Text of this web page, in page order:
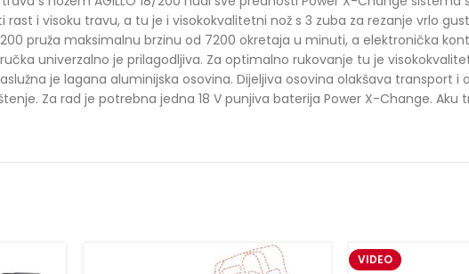
i visoku travu, a tu je i visokokvalitetni nož s 3 zuba za rezanje vrlo
pruža maksimalnu brzinu od 7200 okretaja u minuti, a elektronička
univerzalno je prilagodljiva. Za optimalno rukovanje tu je
je lagana aluminijska osovina. Dijeljiva osovina olakšava transport
Za rad je potrebna jedna 18 V punjiva baterija Power X-Change.
VIDEO